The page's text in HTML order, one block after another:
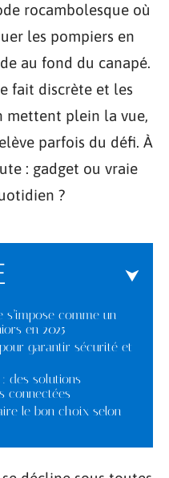
rocambolesque où
les pompiers en
au fond du canapé.
fait discrète et les
mettent plein la vue,
parfois du défi. À
: gadget ou vraie
?
s’impose comme un
en 2025
garantir sécurité et
des solutions
connectées
le bon choix selon